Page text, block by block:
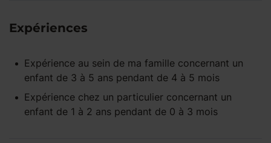
Expériences
Expérience au sein de ma famille concernant un
enfant de 3 à 5 ans pendant de 4 à 5 mois
Expérience chez un particulier concernant un
enfant de 1 à 2 ans pendant de 0 à 3 mois